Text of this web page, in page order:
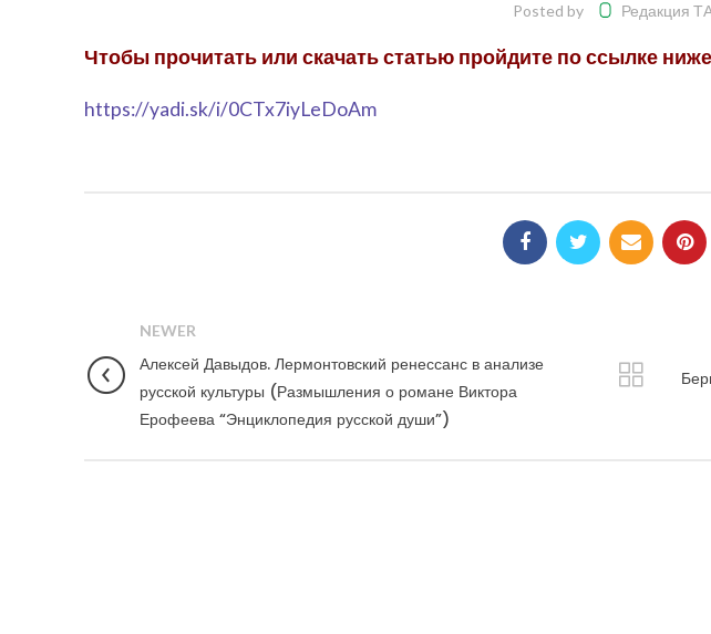
Posted by Редакция
Чтобы прочитать или скачать статью пройдите по ссылке
https://yadi.sk/i/0CTx7iyLeDoAm
NEWER
Алексей Давыдов. Лермонтовский ренессанс в анализе
русской культуры (Размышления о романе Виктора
Ерофеева “Энциклопедия русской души”)